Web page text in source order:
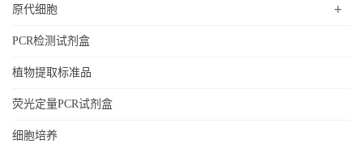
原代细胞 +
PCR检测试剂盒
植物提取标准品
荧光定量PCR试剂盒
细胞培养